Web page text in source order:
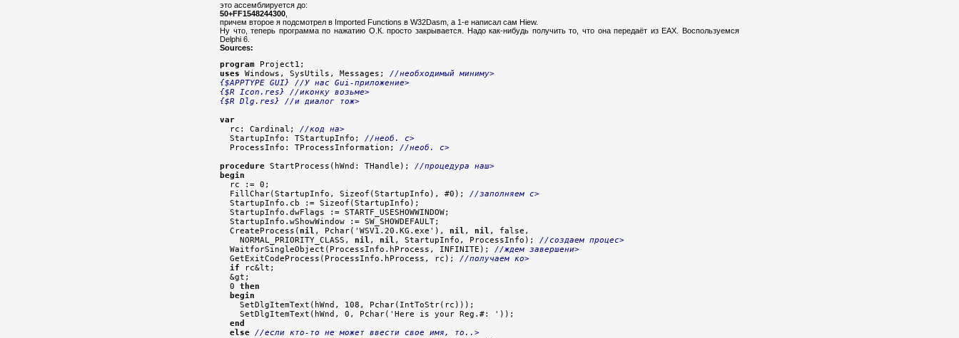
это ассемблируется до:
50+FF1548244300
причем второе я подсмотрел в Imported Functions в W32Dasm, а 1-е написал сам Hiew.
Ну что, теперь программа по нажатию О.К. просто закрывается. Надо как-нибудь получить то, что она передаёт из EAX. Воспользуемся
Delphi 6.
Sources:
program
uses Windows, SysUtils, Messages; //необходимый миниму>
{$APPTYPE GUI}
//У нас Gui-приложение>
{$R Icon.res}
//иконку возьме>
{$R Dlg.res}
//и диалог тож>
var
rc: Cardinal; //код на>
  StartupInfo: TStartupInfo;
//необ. с>
  ProcessInfo: TProcessInformation;
//необ. с>
procedure StartProcess(hWnd: THandle); //процедура наш>
begin
rc := 0;
  FillChar(StartupInfo, Sizeof(StartupInfo), #0);
//заполняем с>
  StartupInfo.cb := Sizeof(StartupInfo);
  StartupInfo.dwFlags := STARTF_USESHOWWINDOW;
  StartupInfo.wShowWindow := SW_SHOWDEFAULT;
  CreateProcess(
nil , Pchar('WSV1.20.KG.exe'), nil , nil , false,
    NORMAL_PRIORITY_CLASS,
nil , nil , StartupInfo, ProcessInfo); //создаем процес>
  WaitforSingleObject(ProcessInfo.hProcess, INFINITE);
//ждем завершени>
  GetExitCodeProcess(ProcessInfo.hProcess, rc);
//получаем ко>
if rc&lt;
  &gt;
  0
then
begin
    SetDlgItemText(hWnd, 108, Pchar(IntToStr(rc)));
    SetDlgItemText(hWnd, 0, Pchar('Here is your Reg.#: '));
end
else //если кто-то не может ввести свое имя, то..>